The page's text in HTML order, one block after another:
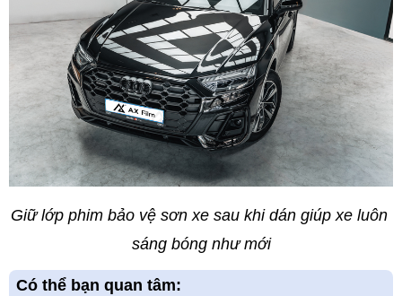
Giữ lớp phim bảo vệ sơn xe sau khi dán giúp xe luôn
sáng bóng như mới
Có thể bạn quan tâm: